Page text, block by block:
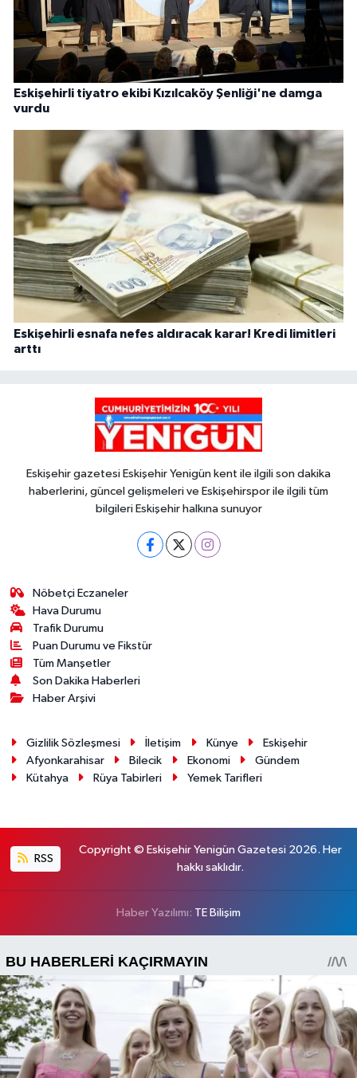
Eskişehirli tiyatro ekibi Kızılcaköy Şenliği'ne damga
vurdu
Eskişehirli esnafa nefes aldıracak karar! Kredi limitleri
arttı
Eskişehir gazetesi Eskişehir Yenigün kent ile ilgili son dakika
haberlerini, güncel gelişmeleri ve Eskişehirspor ile ilgili tüm
bilgileri Eskişehir halkına sunuyor
Nöbetçi Eczaneler
Hava Durumu
Trafik Durumu
Puan Durumu ve Fikstür
Tüm Manşetler
Son Dakika Haberleri
Haber Arşivi
Gizlilik Sözleşmesi İletişim Künye
Eskişehir
Afyonkarahisar
Bilecik Ekonomi
Gündem
Kütahya
Rüya Tabirleri Yemek Tarifleri
RSS
Copyright © Eskişehir Yenigün Gazetesi 2026. Her
hakkı saklıdır.
Haber Yazılımı: TE Bilişim